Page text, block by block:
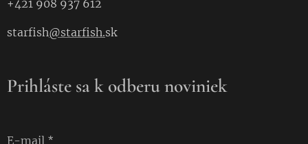
+421 908 937 612
starfish@starfish.sk
Prihláste sa k odberu noviniek
E-mail